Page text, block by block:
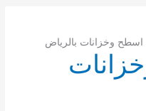
وخزانات بالرياض